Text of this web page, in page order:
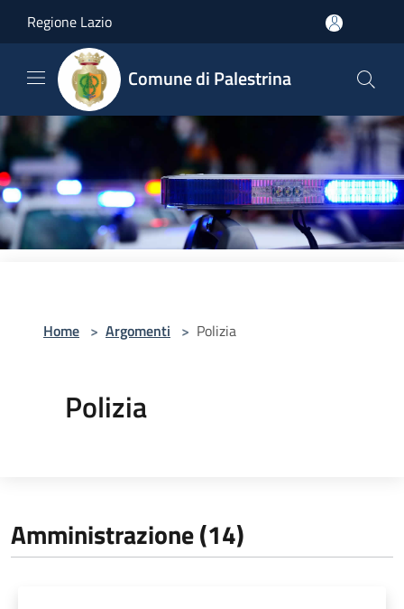
Regione Lazio
Comune di Palestrina
Home > Argomenti > Polizia
Polizia
Amministrazione (14)